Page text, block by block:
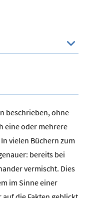
beschrieben, ohne
eine oder mehrere
vielen Büchern zum
bereits bei
vermischt. Dies
im Sinne einer